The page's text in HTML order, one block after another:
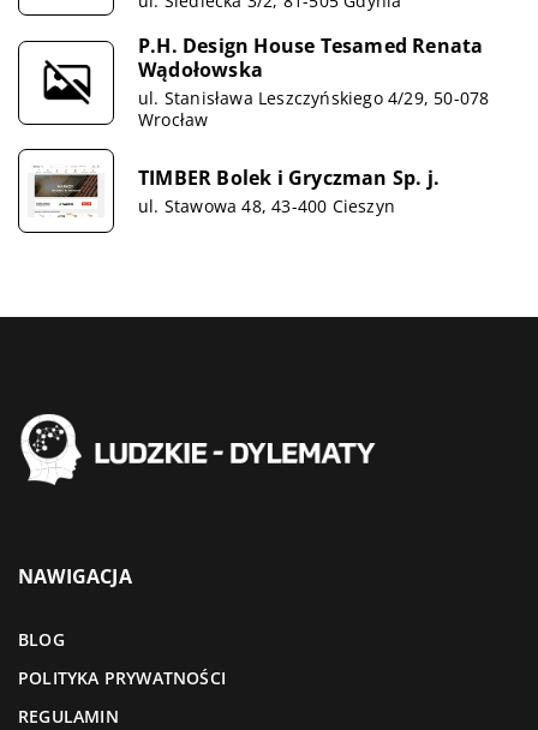
P.H. Design House Tesamed Renata
Wądołowska
ul. Stanisława Leszczyńskiego 4/29, 50-078
Wrocław
TIMBER Bolek i Gryczman Sp. j.
ul. Stawowa 48, 43-400 Cieszyn
NAWIGACJA
BLOG
POLITYKA PRYWATNOŚCI
REGULAMIN